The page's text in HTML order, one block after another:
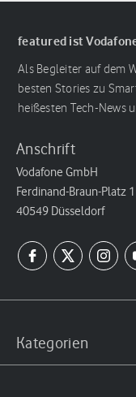
featured ist
Als Begleiter auf dem
besten Stories zu
heißesten Tech-News
Anschrift
Vodafone GmbH
Ferdinand-Braun-Platz 1
40549 Düsseldorf
Kategorien